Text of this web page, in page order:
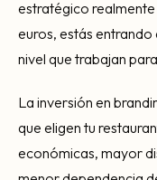
estratégico
euros, estás
nivel que trabajan
La inversión en
que eligen tu
económicas, mayor